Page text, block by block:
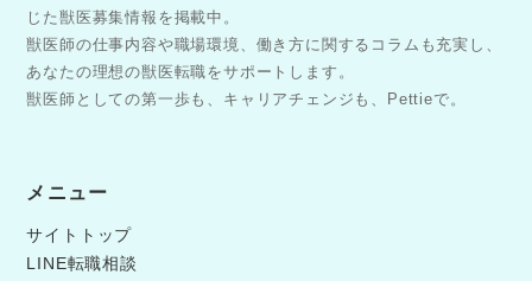
じた獣医募集情報を掲載中。
獣医師の仕事内容や職場環境、働き方に関するコラムも充実し、
あなたの理想の獣医転職をサポートします。
獣医師としての第一歩も、キャリアチェンジも、Pettieで。
メニュー
サイトトップ
LINE転職相談